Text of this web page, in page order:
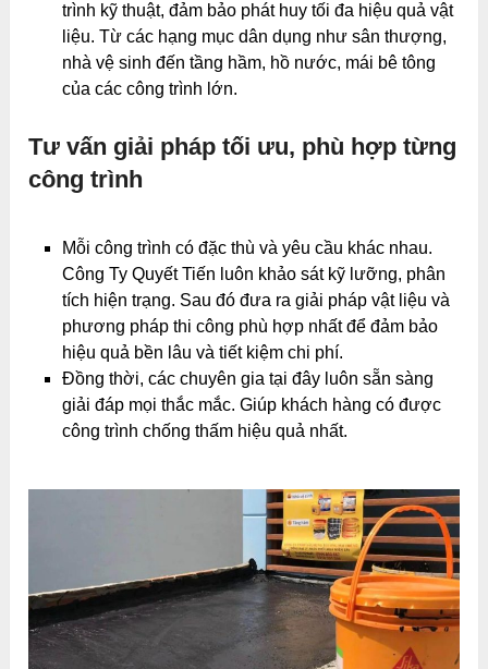
trình kỹ thuật, đảm bảo phát huy tối đa hiệu quả vật
liệu. Từ các hạng mục dân dụng như sân thượng,
nhà vệ sinh đến tầng hầm, hồ nước, mái bê tông
của các công trình lớn.
Tư vấn giải pháp tối ưu, phù hợp từng
công trình
Mỗi công trình có đặc thù và yêu cầu khác nhau.
Công Ty Quyết Tiến luôn khảo sát kỹ lưỡng, phân
tích hiện trạng. Sau đó đưa ra giải pháp vật liệu và
phương pháp thi công phù hợp nhất để đảm bảo
hiệu quả bền lâu và tiết kiệm chi phí.
Đồng thời, các chuyên gia tại đây luôn sẵn sàng
giải đáp mọi thắc mắc. Giúp khách hàng có được
công trình chống thấm hiệu quả nhất.